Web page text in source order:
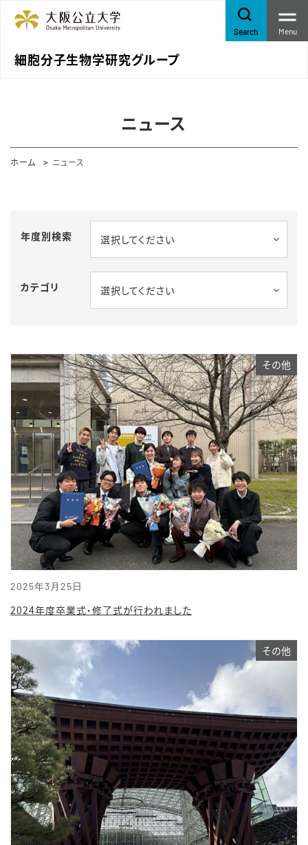
細胞分子生物学研究グループ
Search Menu
ニュース
ホーム ニュース
年度別検索 選択してください
カテゴリ 選択してください
2025年3月25日
その他
2024年度卒業式・修了式が行われました
その他